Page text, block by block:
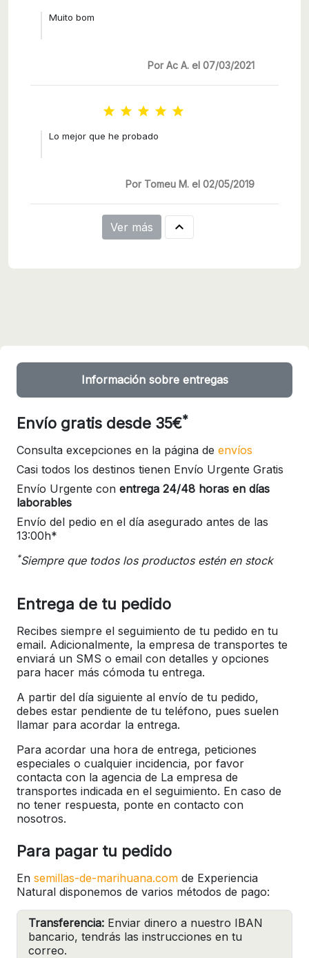
Muito bom
Por Ac A. el 07/03/2021
    
Lo mejor que he probado
Por Tomeu M. el 02/05/2019
Ver más 
Información sobre entregas
Envío gratis desde 35€*
Consulta excepciones en la página de envíos
Casi todos los destinos tienen Envío Urgente Gratis
Envío Urgente con entrega 24/48 horas en días
laborables
Envío del pedio en el día asegurado antes de las
13:00h*
*Siempre que todos los productos estén en stock
Entrega de tu pedido
Recibes siempre el seguimiento de tu pedido en tu
email. Adicionalmente, la empresa de transportes te
enviará un SMS o email con detalles y opciones
para hacer más cómoda tu entrega.
A partir del día siguiente al envío de tu pedido,
debes estar pendiente de tu teléfono, pues suelen
llamar para acordar la entrega.
Para acordar una hora de entrega, peticiones
especiales o cualquier incidencia, por favor
contacta con la agencia de La empresa de
transportes indicada en el seguimiento. En caso de
no tener respuesta, ponte en contacto con
nosotros.
Para pagar tu pedido
En semillas-de-marihuana.com de Experiencia
Natural disponemos de varios métodos de pago:
Transferencia: Enviar dinero a nuestro IBAN
bancario, tendrás las instrucciones en tu
correo.